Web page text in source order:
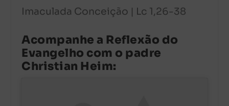
Imaculada Conceição | Lc 1,26-38
Acompanhe a Reflexão do
Evangelho com o padre
Christian Heim: